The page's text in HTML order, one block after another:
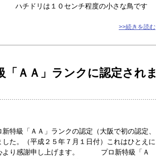
ハチドリは１０センチ程度の小さな鳥です
>>続きを読む
「ＡＡ」ランクに認定されま
特級「ＡＡ」ランクの認定（大阪で初の認定、
た。（平成２５年７月１日付）これはひとえに
より感謝申し上げます。 プロ新特級「Ａ